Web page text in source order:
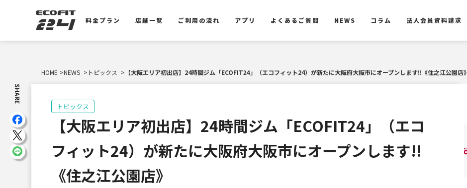
料金プラン
店舗一覧
ご利用の流れ
アプリ
よくあるご質問
NEWS
コラム
法人会員資料請求
HOME NEWS トピックス 【大阪エリア初出店】24時間ジム「ECOFIT24」（エコフィット24）が新たに大阪府大阪市にオープンします!!《住之江公園店》
トピックス
【大阪エリア初出店】24時間ジム「ECOFIT24」（エコ
フィット24）が新たに大阪府大阪市にオープンします!!
《住之江公園店》
SHARE